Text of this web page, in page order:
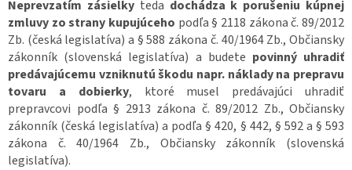
Neprevzatím zásielkyteda dochádza k porušeniu kúpnej
zmluvy zo strany kupujúceho podľa § 2118 zákona č. 89/2012
Zb. (česká legislatíva) a § 588 zákona č. 40/1964 Zb., Občiansky
zákonník (slovenská legislatíva) a budete povinný uhradiť
predávajúcemu vzniknutú škodu napr. náklady na prepravu
tovaru a dobierky, ktoré musel predávajúci uhradiť
prepravcovi podľa § 2913 zákona č. 89/2012 Zb., Občiansky
zákonník (česká legislatíva) a podľa § 420, § 442, § 592 a § 593
zákona č. 40/1964 Zb., Občiansky zákonník (slovenská
legislatíva).